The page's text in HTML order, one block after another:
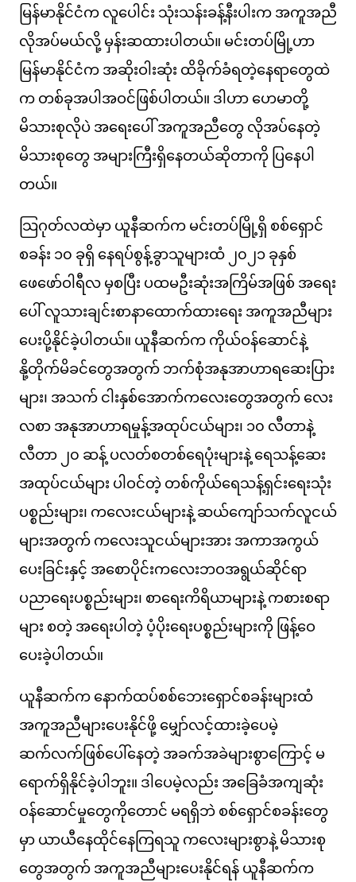
မြန်မာနိုင်ငံက လူပေါင်း သုံးသန်းခန့်နီးပါးက အကူအညီ
လိုအပ်မယ်လို့ မှန်းဆထားပါတယ်။ မင်းတပ်မြို့ဟာ
မြန်မာနိုင်ငံက အဆိုးဝါးဆုံး ထိခိုက်ခံရတဲ့နေရာတွေထဲ
က တစ်ခုအပါအဝင်ဖြစ်ပါတယ်။ ဒါဟာ ဟေမာတို့
မိသားစုလိုပဲ အရေးပေါ် အကူအညီတွေ လိုအပ်နေတဲ့
မိသားစုတွေ အများကြီးရှိနေတယ်ဆိုတာကို ပြနေပါ
တယ်။
သြဂုတ်လထဲမှာ ယူနီဆက်က မင်းတပ်မြို့ရှိ စစ်ရှောင်
စခန်း ၁၀ ခုရှိ နေရပ်စွန့်ခွာသူများထံ ၂၀၂၁ ခုနှစ်
ဖေဖော်ဝါရီလ မှစပြီး ပထမဦးဆုံးအကြိမ်အဖြစ် အရေး
ပေါ် လူသားချင်းစာနာထောက်ထားရေး အကူအညီများ
ပေးပို့နိုင်ခဲ့ပါတယ်။ ယူနီဆက်က ကိုယ်ဝန်ဆောင်နဲ့
နို့တိုက်မိခင်တွေအတွက် ဘက်စုံအနုအာဟာရဆေးပြား
များ၊ အသက် ငါးနှစ်အောက်ကလေးတွေအတွက် လေး
လစာ အနုအာဟာရမှုန့်အထုပ်ငယ်များ၊ ၁၀ လီတာနဲ့
လီတာ ၂၀ ဆန့် ပလတ်စတစ်ရေပုံးများနဲ့ ရေသန့်ဆေး
အထုပ်ငယ်များ ပါဝင်တဲ့ တစ်ကိုယ်ရေသန့်ရှင်းရေးသုံး
ပစ္စည်းများ၊ ကလေးငယ်များနဲ့ ဆယ်ကျော်သက်လူငယ်
များအတွက် ကလေးသူငယ်များအား အကာအကွယ်
ပေးခြင်းနှင့် အစောပိုင်းကလေးဘဝအရွယ်ဆိုင်ရာ
ပညာရေးပစ္စည်းများ၊ စာရေးကိရိယာများနဲ့ ကစားစရာ
များ စတဲ့ အရေးပါတဲ့ ပံ့ပိုးရေးပစ္စည်းများကို ဖြန့်ဝေ
ပေးခဲ့ပါတယ်။
ယူနီဆက်က နောက်ထပ်စစ်ဘေးရှောင်စခန်းများထံ
အကူအညီများပေးနိုင်ဖို့ မျှော်လင့်ထားခဲ့ပေမဲ့
ဆက်လက်ဖြစ်ပေါ်နေတဲ့ အခက်အခဲများစွာကြောင့် မ
ရောက်ရှိနိုင်ခဲ့ပါဘူး။ ဒါပေမဲ့လည်း အခြေခံအကျဆုံး
ဝန်ဆောင်မှုတွေကိုတောင် မရရှိဘဲ စစ်ရှောင်စခန်းတွေ
မှာ ယာယီနေထိုင်နေကြရသူ ကလေးများစွာနဲ့ မိသားစု
တွေအတွက် အကူအညီများပေးနိုင်ရန် ယူနီဆက်က